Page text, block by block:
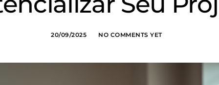
20/09/2025 NO COMMENTS YET